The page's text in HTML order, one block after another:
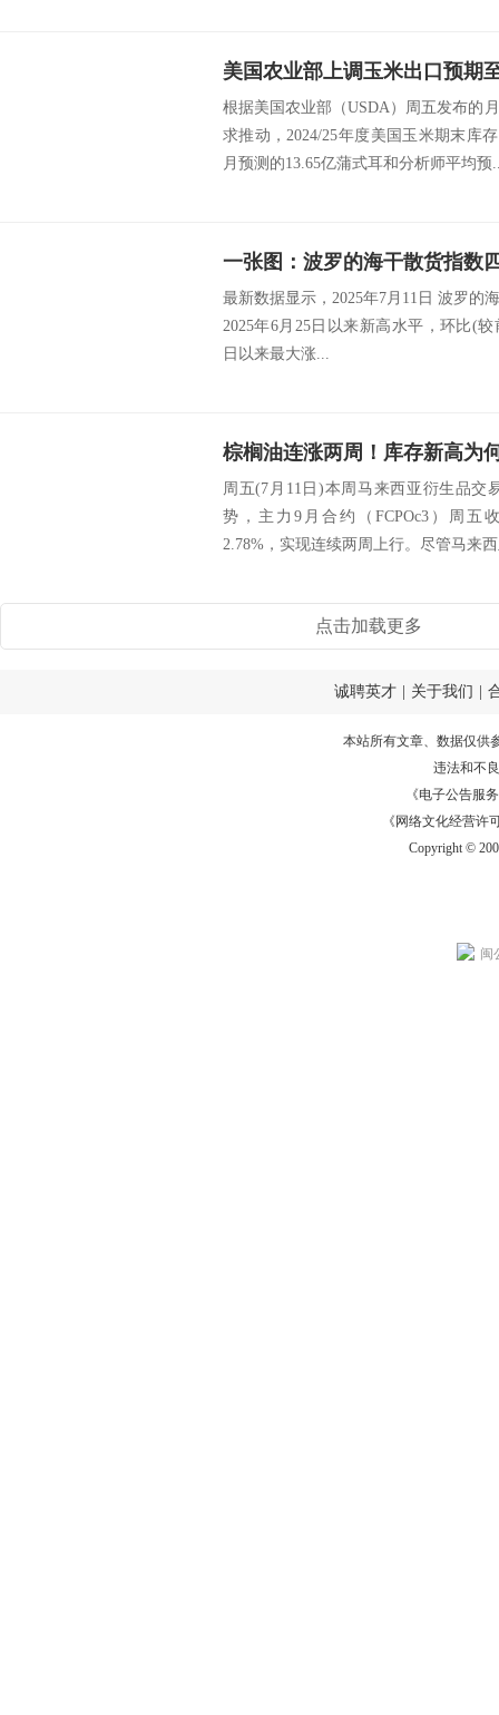
根据美国农业部（USDA）周五发布的
求推动，2024/25年度美国玉米期末库
月预测的13.65亿蒲式耳和分析师平均预
一张图：波罗的海干散货指数
最新数据显示，2025年7月11日 波罗的
2025年6月25日以来新高水平，环比(较
日以来最大涨...
棕榈油连涨两周！库存新高为
周五(7月11日)本周马来西亚衍生品交
势，主力9月合约（FCPOc3）周五
2.78%，实现连续两周上行。尽管马来
点击加载更多
诚聘英才 关于我们
本站所有文章、数据仅供
违法和不
《电子公告服务
《网络文化经营许
Copyright ©
闽